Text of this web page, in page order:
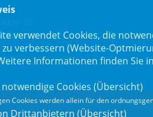
55
Bamberg
verwendet Cookies, die
verbessern (Website-
Informationen finden Sie
Cookies (Übersicht)
Cookies werden allein für den
Drittanbietern (Übersicht)